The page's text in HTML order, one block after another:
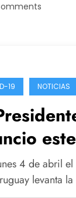
19 NOTICIAS
4 de abril
levanta